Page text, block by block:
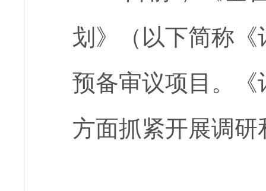
划》（以下简称
预备审议项目。
方面抓紧开展调